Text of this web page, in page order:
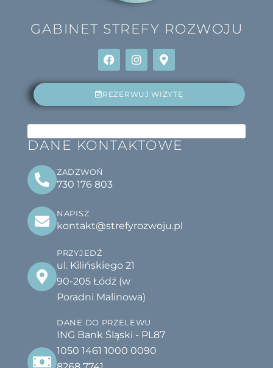
GABINET STREFY ROZWOJU
REZERWUJ WIZYTĘ
DANE KONTAKTOWE
ZADZWOŃ
730 176 803
NAPISZ
kontakt@strefyrozwoju.pl
PRZYJEDŹ
ul. Kilińskiego 21
90-205 Łódź (w
Poradni Malinowa)
DANE DO PRZELEWU
ING Bank Śląski - PL87
1050 1461 1000 0090